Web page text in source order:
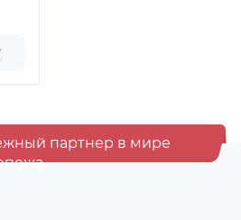
партнер в мире